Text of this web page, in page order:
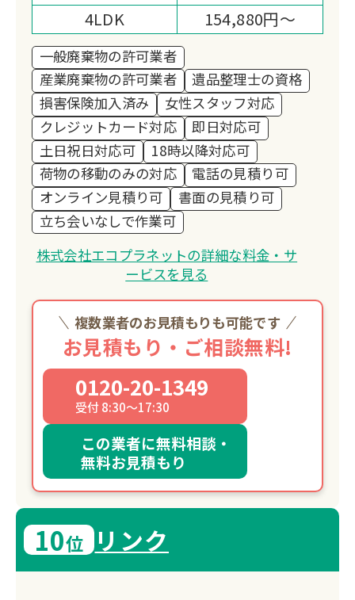
4LDK
154,880円～
一般廃棄物の許可業者
産業廃棄物の許可業者
遺品整理士の資格
損害保険加入済み
女性スタッフ対応
クレジットカード対応
即日対応可
土日祝日対応可
18時以降対応可
荷物の移動のみの対応
電話の見積り可
オンライン見積り可
書面の見積り可
立ち会いなしで作業可
株式会社エコプラネットの詳細な料金・サ
ービスを見る
複数業者のお見積もりも可能です
お見積もり・ご相談無料!
0120-20-1349
受付 8:30～17:30
この業者に無料相談・
無料お見積もり
10位 リンク